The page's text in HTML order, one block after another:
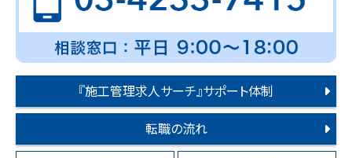
『施工管理求人サーチ』サポート体制
転職の流れ